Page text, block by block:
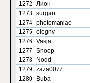
1272
Лион
1273 surgant
1274 photomaniac
1275 olegnv
1276
Vasja
1277
Snoop
1278
Nodd
1279 zaza0077
1280
Buba